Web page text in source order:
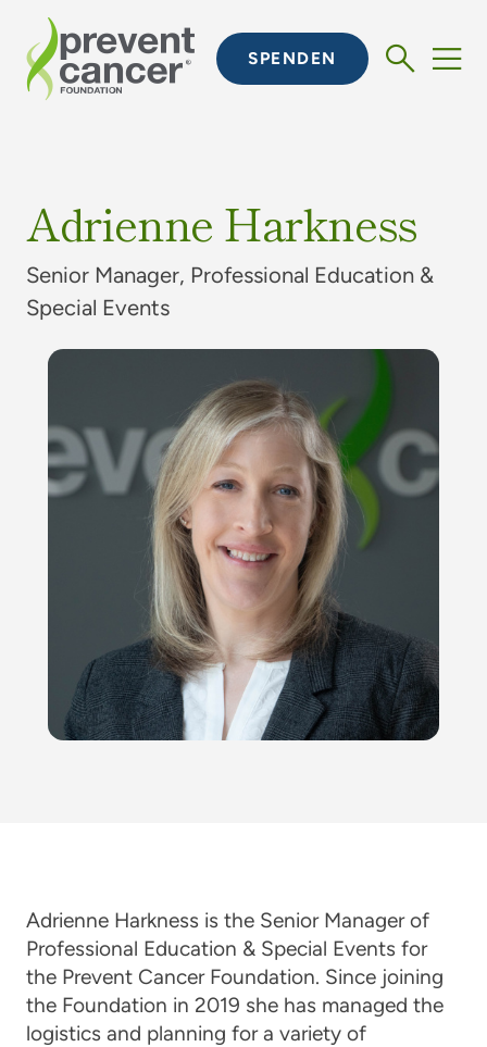
SPENDEN
Adrienne Harkness
Senior Manager, Professional Education &
Special Events
Adrienne Harkness is the Senior Manager of
Professional Education & Special Events for
the Prevent Cancer Foundation. Since joining
the Foundation in 2019 she has managed the
logistics and planning for a variety of